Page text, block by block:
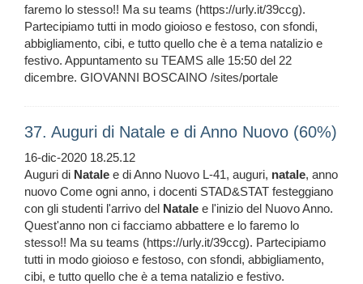
faremo lo stesso!! Ma su teams (https://urly.it/39ccg).
Partecipiamo tutti in modo gioioso e festoso, con sfondi,
abbigliamento, cibi, e tutto quello che è a tema natalizio e
festivo. Appuntamento su TEAMS alle 15:50 del 22
dicembre. GIOVANNI BOSCAINO /sites/portale
37. Auguri di Natale e di Anno Nuovo (60%)
16-dic-2020 18.25.12
Auguri di Natale e di Anno Nuovo L-41, auguri, natale, anno
nuovo Come ogni anno, i docenti STAD&STAT festeggiano
con gli studenti l'arrivo del Natale e l'inizio del Nuovo Anno.
Quest'anno non ci facciamo abbattere e lo faremo lo
stesso!! Ma su teams (https://urly.it/39ccg). Partecipiamo
tutti in modo gioioso e festoso, con sfondi, abbigliamento,
cibi, e tutto quello che è a tema natalizio e festivo.